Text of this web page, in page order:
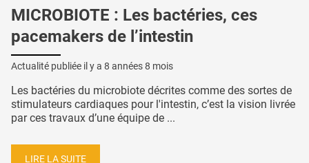
MICROBIOTE : Les bactéries, ces
pacemakers de l’intestin
Actualité publiée il y a 8 années 8 mois
Les bactéries du microbiote décrites comme des sortes de
stimulateurs cardiaques pour l'intestin, c’est la vision livrée
par ces travaux d’une équipe de ...
LIRE LA SUITE